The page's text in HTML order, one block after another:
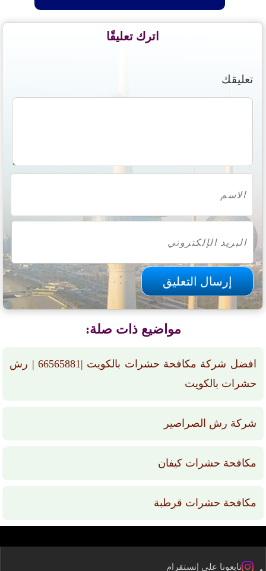
اترك تعليقًا
تعليقك
مواضيع ذات صلة:
افضل شركة مكافحة حشرات بالكويت |66565881 | رش
حشرات بالكويت
شركة رش الصراصير
مكافحة حشرات كيفان
مكافحة حشرات قرطبة
تابعونا على إنستقرام